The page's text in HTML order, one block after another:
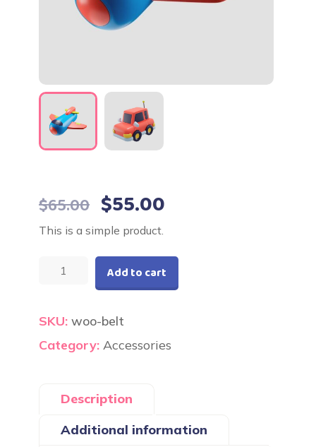
$65.00 Original
price
was:
$65.00.
$55.00
is:
This is a simple product.
Add to cart
SKU: woo-belt
Category: Accessories
Description
Additional information